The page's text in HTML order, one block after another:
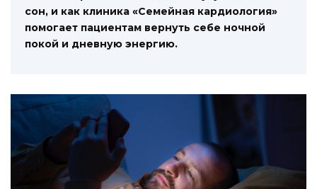
сон, и как клиника «Семейная кардиология»
помогает пациентам вернуть себе ночной
покой и дневную энергию.